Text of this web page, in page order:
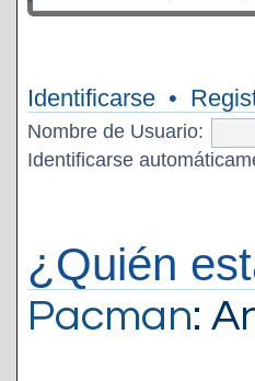
Identificarse •
Nombre de Usuario:
Identificarse
¿Quién
Pacman: